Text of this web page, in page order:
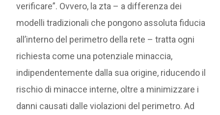
verificare”. Ovvero, la zta – a differenza dei
modelli tradizionali che pongono assoluta fiducia
all’interno del perimetro della rete – tratta ogni
richiesta come una potenziale minaccia,
indipendentemente dalla sua origine, riducendo il
rischio di minacce interne, oltre a minimizzare i
danni causati dalle violazioni del perimetro. Ad